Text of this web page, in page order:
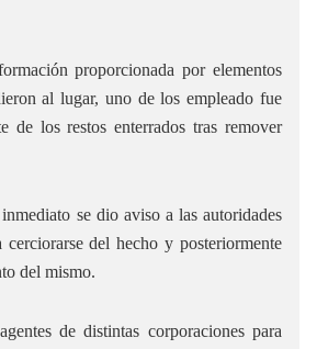
proporcionada por elementos
al lugar, uno de los empleado fue
de los restos enterrados tras remover
se dio aviso a las autoridades
cerciorarse del hecho y posteriormente
del mismo.
de distintas corporaciones para